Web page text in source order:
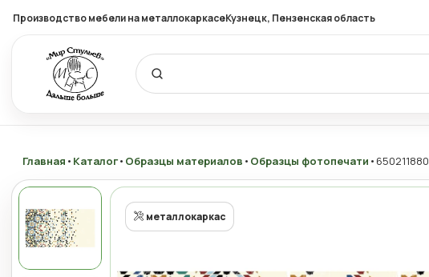
Производство мебели на металлокаркасеКузнецк, Пензенская область
Главная • Каталог• Образцы материалов • Образцы фотопечати • 650211880
металлокаркас